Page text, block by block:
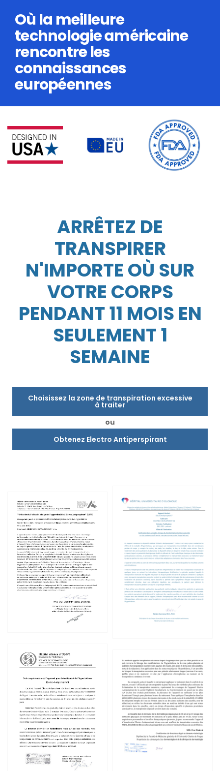
Où la meilleure
technologie américaine
rencontre les
connaissances
européennes
ARRÊTEZ DE
TRANSPIRER
N'IMPORTE OÙ SUR
VOTRE CORPS
PENDANT 11 MOIS EN
SEULEMENT 1
SEMAINE
Choisissez la zone de transpiration excessive
à traiter
ou
Obtenez Electro Antiperspirant